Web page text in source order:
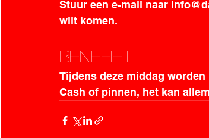
Stuur een e-mail naar
wilt komen.
Benefiet
Tijdens deze middag
Cash of pinnen, het kan